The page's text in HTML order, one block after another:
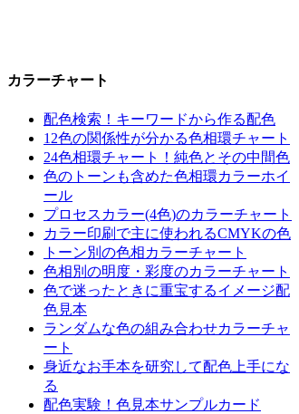
カラーチャート
配色検索！キーワードから作る配色
12色の関係性が分かる色相環チャート
24色相環チャート！純色とその中間色
色のトーンも含めた色相環カラーホイ
ール
プロセスカラー(4色)のカラーチャート
カラー印刷で主に使われるCMYKの色
トーン別の色相カラーチャート
色相別の明度・彩度のカラーチャート
色で迷ったときに重宝するイメージ配
色見本
ランダムな色の組み合わせカラーチャ
ート
身近なお手本を研究して配色上手にな
る
配色実験！色見本サンプルカード